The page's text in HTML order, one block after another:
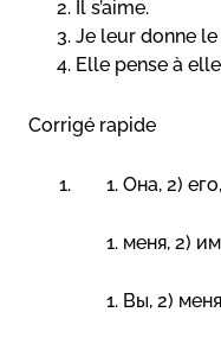
Il s’aime.
Je leur donne
Elle pense à
Corrigé rapide
Она, 2)
меня, 2)
Вы, 2)